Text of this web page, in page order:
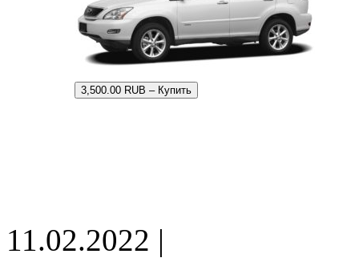
3,500.00 RUB – Купить
11.02.2022 |